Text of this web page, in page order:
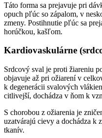
Táto forma sa prejavuje pri
opuch pľúc so zápalom, v
zmeny. Postihnutie pľúc sa
horúčkou, kašľom.
Kardiovaskulárne
Srdcový sval je proti žiareniu
objavuje až pri ožiarení v
k degenerácii svalových
citlivejší, dochádza v ňom k
S chorobou z ožiarenia je
uzatvárajú cievy a dochádza k
tkanív.